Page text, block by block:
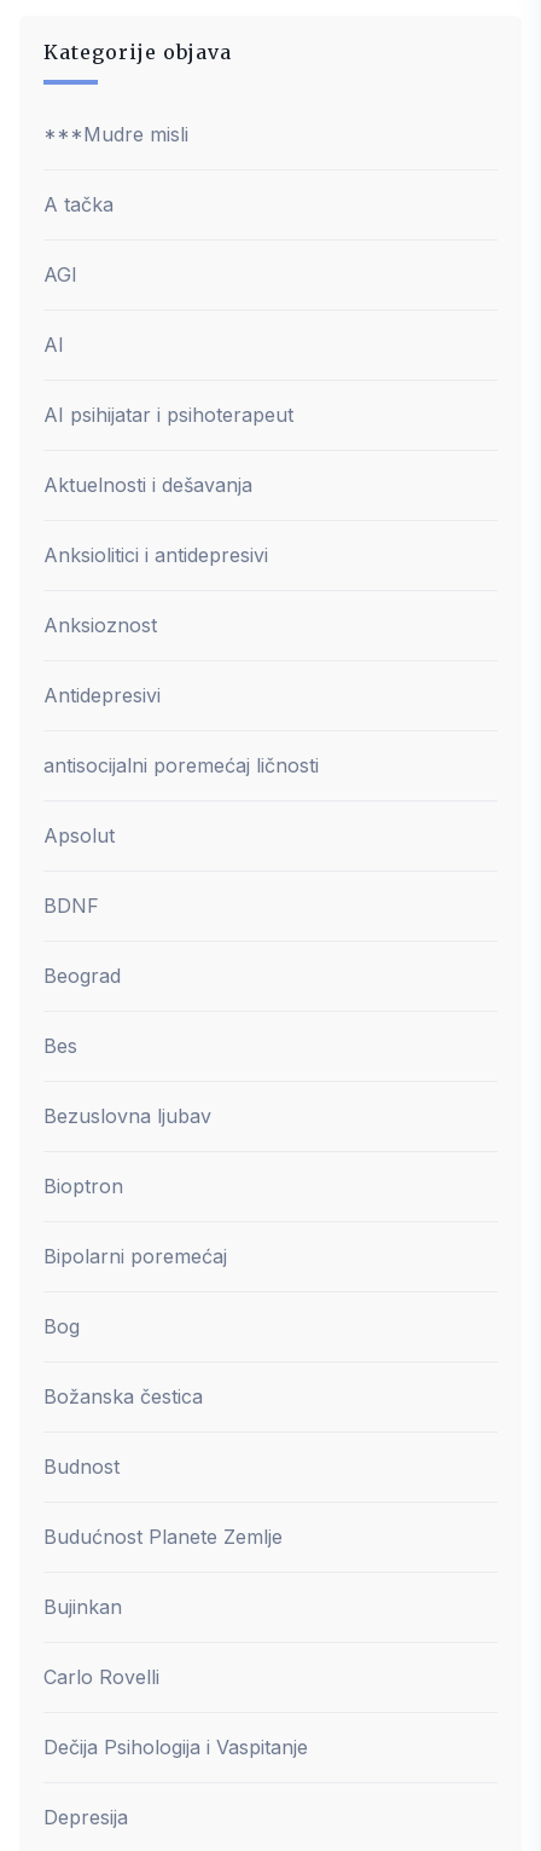
Kategorije objava
***Mudre misli
A tačka
AGI
AI
AI psihijatar i psihoterapeut
Aktuelnosti i dešavanja
Anksiolitici i antidepresivi
Anksioznost
Antidepresivi
antisocijalni poremećaj ličnosti
Apsolut
BDNF
Beograd
Bes
Bezuslovna ljubav
Bioptron
Bipolarni poremećaj
Bog
Božanska čestica
Budnost
Budućnost Planete Zemlje
Bujinkan
Carlo Rovelli
Dečija Psihologija i Vaspitanje
Depresija